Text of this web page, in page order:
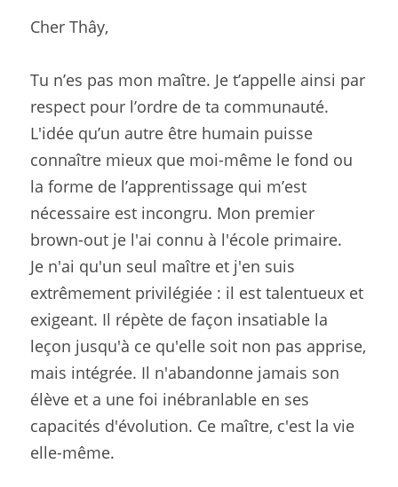
Cher Thây,
Tu n’es pas mon maître. Je t’appelle ainsi par
respect pour l’ordre de ta communauté.
L'idée qu’un autre être humain puisse
connaître mieux que moi-même le fond ou
la forme de l’apprentissage qui m’est
nécessaire est incongru. Mon premier
brown-out je l'ai connu à l'école primaire.
Je n'ai qu'un seul maître et j'en suis
extrêmement privilégiée : il est talentueux et
exigeant. Il répète de façon insatiable la
leçon jusqu'à ce qu'elle soit non pas apprise,
mais intégrée. Il n'abandonne jamais son
élève et a une foi inébranlable en ses
capacités d'évolution. Ce maître, c'est la vie
elle-même.